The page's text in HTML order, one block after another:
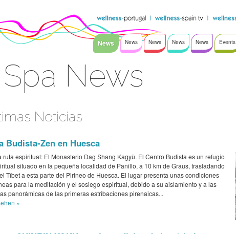
News News News News News Events
News
Noticias
Budista-Zen en Huesca
ruta espiritual: El Monasterio Dag Shang Kagyü. El Centro Budista es un refugio
situado en la pequeña localidad de Panillo, a 10 km de Graus, trasladando
Tíbet a esta parte del Pirineo de Huesca. El lugar presenta unas condiciones
para la meditación y el sosiego espiritual, debido a su aislamiento y a las
panorámicas de las primeras estribaciones pirenaicas...
»